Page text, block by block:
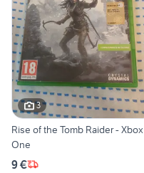
3
Rise of the Tomb Raider - Xbox
One
9 €